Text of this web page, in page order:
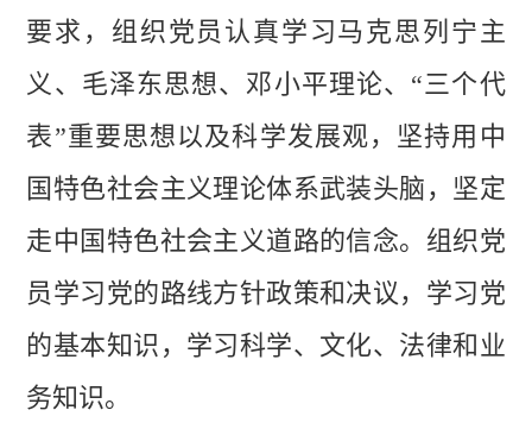
要求，组织党员认真学习马克思列宁主
义、毛泽东思想、邓小平理论、“三个代
表”重要思想以及科学发展观，坚持用中
国特色社会主义理论体系武装头脑，坚定
走中国特色社会主义道路的信念。组织党
员学习党的路线方针政策和决议，学习党
的基本知识，学习科学、文化、法律和业
务知识。